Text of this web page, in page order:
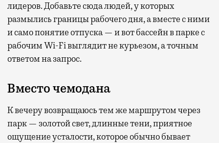
лидеров. Добавьте сюда людей, у которых
размылись границы рабочего дня, а вместе с ними
и само понятие отпуска — и вот бассейн в парке с
рабочим Wi-Fi выглядит не курьезом, а точным
ответом на запрос.
Вместо чемодана
К вечеру возвращаюсь тем же маршрутом через
парк — золотой свет, длинные тени, приятное
ощущение усталости, которое обычно бывает